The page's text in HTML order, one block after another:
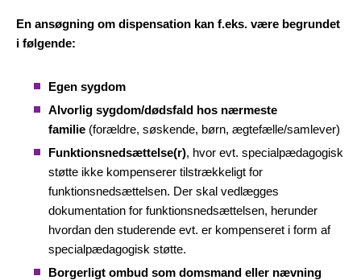
En ansøgning om dispensation kan f.eks. være begrundet
i følgende:
Egen sygdom
Alvorlig sygdom/dødsfald hos nærmeste
familie (forældre, søskende, børn, ægtefælle/samlever)
Funktionsnedsættelse(r), hvor evt. specialpædagogisk
støtte ikke kompenserer tilstrækkeligt for
funktionsnedsættelsen. Der skal vedlægges
dokumentation for funktionsnedsættelsen, herunder
hvordan den studerende evt. er kompenseret i form af
specialpædagogisk støtte.
Borgerligt ombud som domsmand eller nævning